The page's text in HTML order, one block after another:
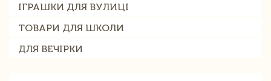
ІГРАШКИ ДЛЯ ВУЛИЦІ
ТОВАРИ ДЛЯ ШКОЛИ
ДЛЯ ВЕЧІРКИ